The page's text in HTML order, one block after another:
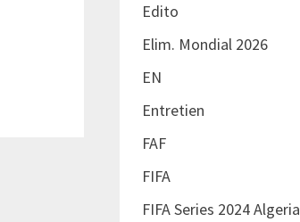
Edito
Elim. Mondial 2026
EN
Entretien
FAF
FIFA
FIFA Series 2024 Algeria